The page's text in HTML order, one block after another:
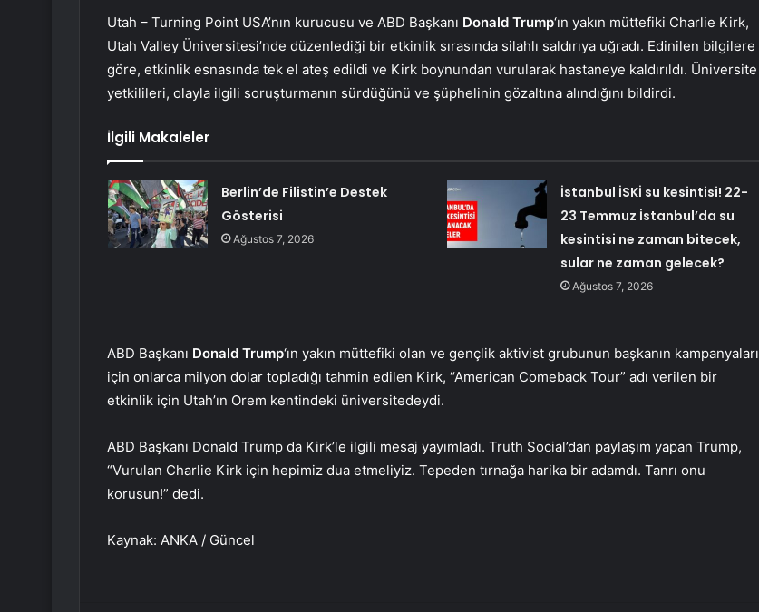
Utah – Turning Point USA’nın kurucusu ve ABD Başkanı Donald Trump‘ın yakın müttefiki Charlie Kirk,
Utah Valley Üniversitesi’nde düzenlediği bir etkinlik sırasında silahlı saldırıya uğradı. Edinilen bilgilere
göre, etkinlik esnasında tek el ateş edildi ve Kirk boynundan vurularak hastaneye kaldırıldı. Üniversite
yetkilileri, olayla ilgili soruşturmanın sürdüğünü ve şüphelinin gözaltına alındığını bildirdi.
İlgili Makaleler
Berlin’de Filistin’e Destek
Gösterisi
Ağustos 7, 2026
İstanbul İSKİ su kesintisi! 22-
23 Temmuz İstanbul’da su
kesintisi ne zaman bitecek,
sular ne zaman gelecek?
Ağustos 7, 2026
ABD Başkanı Donald Trump‘ın yakın müttefiki olan ve gençlik aktivist grubunun başkanın kampanyaları
için onlarca milyon dolar topladığı tahmin edilen Kirk, “American Comeback Tour” adı verilen bir
etkinlik için Utah’ın Orem kentindeki üniversitedeydi.
ABD Başkanı Donald Trump da Kirk’le ilgili mesaj yayımladı. Truth Social’dan paylaşım yapan Trump,
“Vurulan Charlie Kirk için hepimiz dua etmeliyiz. Tepeden tırnağa harika bir adamdı. Tanrı onu
korusun!” dedi.
Kaynak: ANKA / Güncel